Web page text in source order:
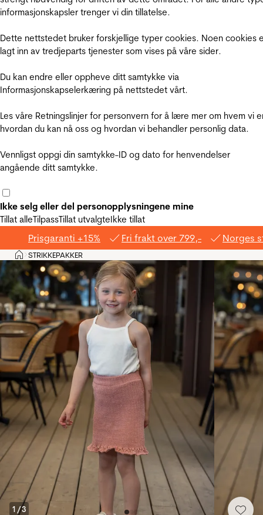
informasjonskapsler trenger vi din tillatelse.
Dette nettstedet bruker forskjellige typer cookies. Noen cookies
lagt inn av tredjeparts tjenester som vises på våre sider.
Du kan endre eller oppheve ditt samtykke via
Informasjonskapselerkæring på nettstedet vårt.
Les våre Retningslinjer for personvern for å lære mer om hvem vi
hvordan du kan nå oss og hvordan vi behandler personlig data.
Vennligst oppgi din samtykke-ID og dato for henvendelser
angående ditt samtykke.
Ikke selg eller del personopplysningene mine
Tillat alleTilpassTillat utvalgteIkke tillat
Prisgaranti +15% Fri frakt over 799,- Norges
Hjem
>STRIKKEPAKKER
1 /3